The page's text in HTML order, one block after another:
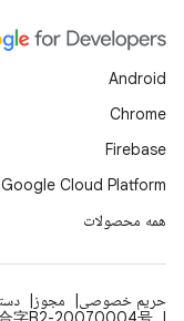
Android
Chrome
Firebase
Google Cloud Platform
همه محصولات
حریم خصوصی مجوز